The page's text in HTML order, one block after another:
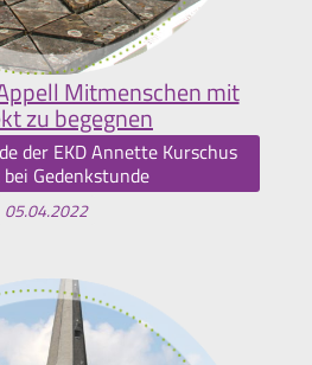
Mitmenschen mit
zu begegnen
der EKD Annette Kurschus
Gedenkstunde
05.04.2022